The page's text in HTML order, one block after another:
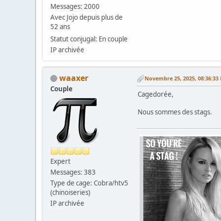
Messages: 2000
Avec Jojo depuis plus de
52 ans
Statut conjugal: En couple
IP archivée
waaxer
Couple
Expert
Messages: 383
Type de cage: Cobra/htv5
(chinoiseries)
IP archivée
Novembre 25, 2025, 08:36:33
Cagedorée,
Nous sommes des stags.